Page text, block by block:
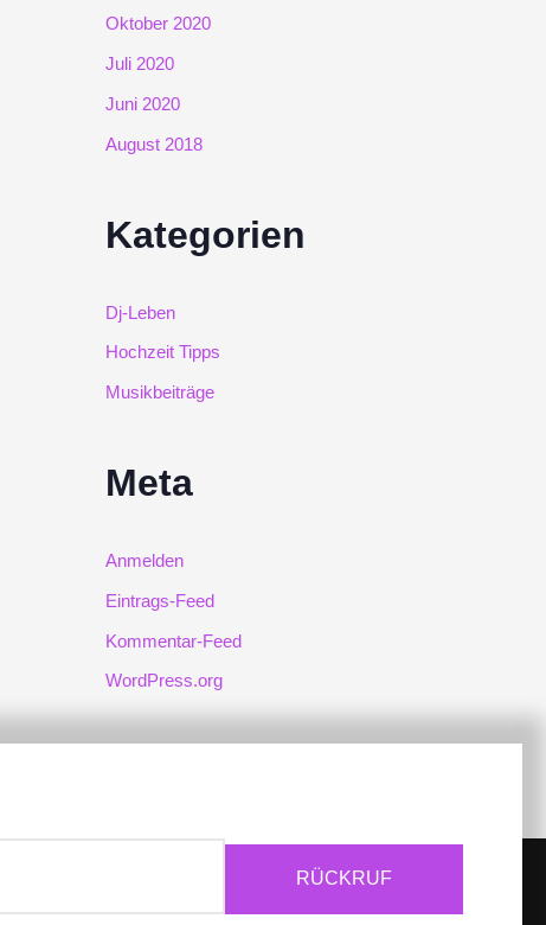
Oktober 2020
Juli 2020
Juni 2020
August 2018
Kategorien
Dj-Leben
Hochzeit Tipps
Musikbeiträge
Meta
Anmelden
Eintrags-Feed
Kommentar-Feed
WordPress.org
RÜCKRUF